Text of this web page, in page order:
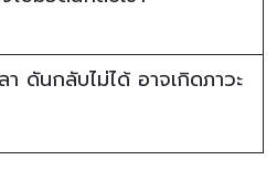
ดันกลับไม่ได้ อาจเกิดภาวะ